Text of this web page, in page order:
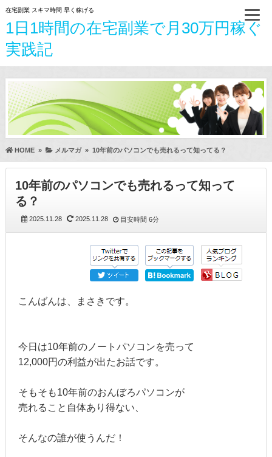
在宅副業 スキマ時間 早く稼げる
1日1時間の在宅副業で月30万円稼ぐ
実践記
HOME» メルマガ» 10年前のパソコンでも売れるって知ってる？
10年前のパソコンでも売れるって知って
る？
2025.11.28 2025.11.28 目安時間 6分
こんばんは、まさきです。
今日は10年前のノートパソコンを売って
12,000円の利益が出たお話です。
そもそも10年前のおんぼろパソコンが
売れること自体あり得ない、
そんなの誰が使うんだ！